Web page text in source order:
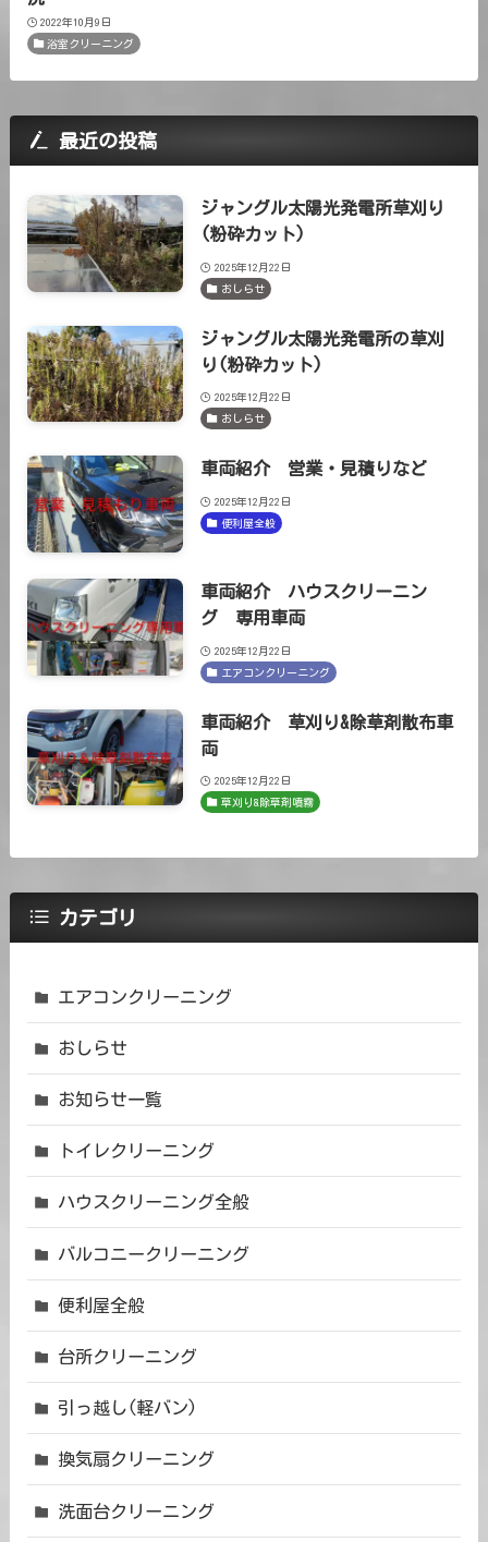
2022年10月9日
浴室クリーニング
最近の投稿
ジャングル太陽光発電所草刈り
(粉砕カット)
2025年12月22日
おしらせ
ジャングル太陽光発電所の草刈
り(粉砕カット)
2025年12月22日
おしらせ
車両紹介 営業・見積りなど
2025年12月22日
便利屋全般
車両紹介 ハウスクリーニン
グ 専用車両
2025年12月22日
エアコンクリーニング
車両紹介 草刈り&除草剤散布車
両
2025年12月22日
草刈り&除草剤噴霧
カテゴリ
エアコンクリーニング
おしらせ
お知らせ一覧
トイレクリーニング
ハウスクリーニング全般
バルコニークリーニング
便利屋全般
台所クリーニング
引っ越し(軽バン)
換気扇クリーニング
洗面台クリーニング